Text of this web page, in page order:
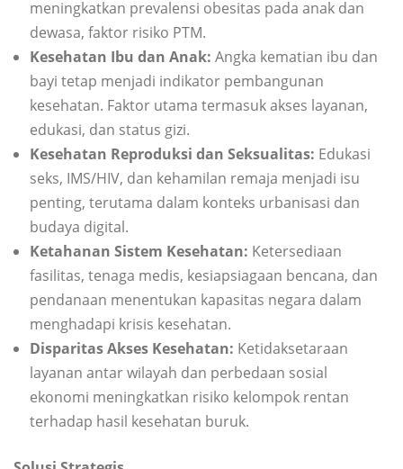
meningkatkan prevalensi obesitas pada anak dan
dewasa, faktor risiko PTM.
Kesehatan Ibu dan Anak: Angka kematian ibu dan
bayi tetap menjadi indikator pembangunan
kesehatan. Faktor utama termasuk akses layanan,
edukasi, dan status gizi.
Kesehatan Reproduksi dan Seksualitas: Edukasi
seks, IMS/HIV, dan kehamilan remaja menjadi isu
penting, terutama dalam konteks urbanisasi dan
budaya digital.
Ketahanan Sistem Kesehatan: Ketersediaan
fasilitas, tenaga medis, kesiapsiagaan bencana, dan
pendanaan menentukan kapasitas negara dalam
menghadapi krisis kesehatan.
Disparitas Akses Kesehatan: Ketidaksetaraan
layanan antar wilayah dan perbedaan sosial
ekonomi meningkatkan risiko kelompok rentan
terhadap hasil kesehatan buruk.